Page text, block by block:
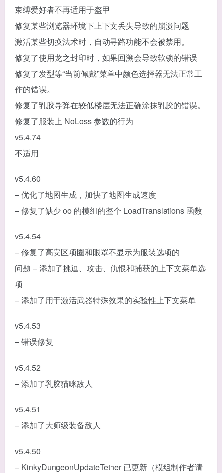
束缚爱好者不再适用于盔甲
修复某些浏览器环境下上下文丢失导致的崩溃问题
激活某些切换法术时，自动寻路功能不会被禁用。
修复了使用龙之封印时，如果回溯会导致软锁的错误
修复了发型等“当前佩戴”菜单中颜色选择器无法正常工
作的错误。
修复了乳胶导弹在较低楼层无法正确涂抹乳胶的错误。
修复了服装上 NoLoss 参数的行为
v5.4.74
不适用
v5.4.60
– 优化了地图生成，加快了地图生成速度
– 修复了缺少 oo 的模组的整个 LoadTranslations 函数
v5.4.54
– 修复了高安区项圈和眼罩不显示为服装选项的
问题 – 添加了挑逗、攻击、仇恨和捕获的上下文菜单选
项
– 添加了用于激活武器特殊效果的实验性上下文菜单
v5.4.53
– 错误修复
v5.4.52
– 添加了乳胶猫咪敌人
v5.4.51
– 添加了大师级装备敌人
v5.4.50
– KinkyDungeonUpdateTether 已更新（模组制作者请